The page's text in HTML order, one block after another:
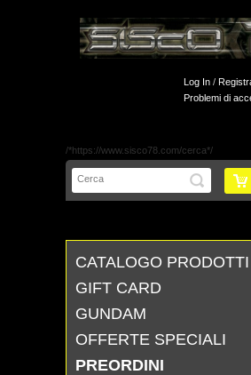
/*https://www.sisco78.com/cerca*/
Log In /
Problemi di
CATALOGO PRODOTTI
GIFT CARD
GUNDAM
OFFERTE SPECIALI
PREORDINI